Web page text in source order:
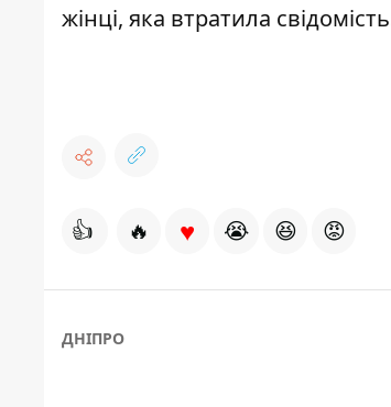
жінці, яка втратила свідомість
👍 🔥 ♥ 😭 😆 😡
ДНІПРО